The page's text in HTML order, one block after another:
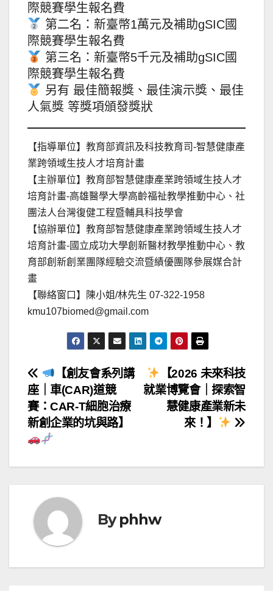
際競賽學生報名費
第二名：新臺幣1萬元及補助gSIC國
際競賽學生報名費
第三名：新臺幣5千元及補助gSIC國
際競賽學生報名費
另有 最佳簡報獎、最佳演示獎、最佳
人氣獎 等獎項頒發獎狀
【指導單位】教育部資訊及科技教育司-智慧健康產
業跨領域生技人才培育計畫
【主辦單位】教育部智慧健康產業跨領域生技人才
培育計畫-高雄醫學大學高齡福祉教學推動中心、社
團法人台灣復健工程暨輔具科技學會
【協辦單位】教育部智慧健康產業跨領域生技人才
培育計畫-國立成功大學創新醫材教學推動中心、教
育部創新創業團隊經驗交流暨績優團隊參展媒合計
畫
【聯絡窗口】陳小姐/林先生 07-322-1958
kmu107biomed@gmail.com
文
章
導
覽
【2026 未來科技
就業博覽會｜探索智
慧健康產業新未
來！】
【創友會系列講
座｜車(CAR)道競
賽：CAR-T細胞治療
新創企業的坑與路】
Byphhw